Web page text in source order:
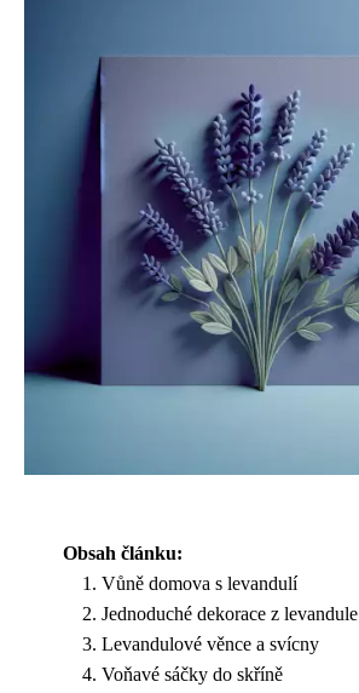
Obsah článku:
Vůně domova s levandulí
Jednoduché dekorace z levandule
Levandulové věnce a svícny
Voňavé sáčky do skříně